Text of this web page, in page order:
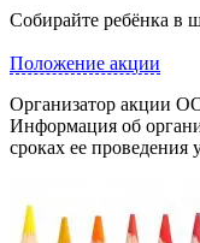
Собирайте ребёнка в
Положение акции
Организатор акции
Информация об
сроках ее проведения